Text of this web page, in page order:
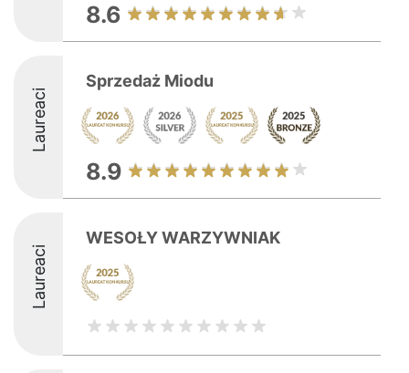
8.6
Laureaci
Sprzedaż Miodu
8.9
Laureaci
WESOŁY WARZYWNIAK